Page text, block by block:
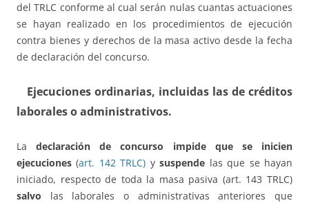
del TRLC conforme al cual serán nulas cuantas actuaciones
se hayan realizado en los procedimientos de ejecución
contra bienes y derechos de la masa activo desde la fecha
de declaración del concurso.
Ejecuciones ordinarias, incluidas las de créditos
laborales o administrativos.
Ladeclaración de concurso impide que se inicien
ejecuciones (art. 142 TRLC) ysuspende las que se hayan
iniciado, respecto de toda la masa pasiva (art. 143 TRLC)
salvo las laborales o administrativas anteriores que